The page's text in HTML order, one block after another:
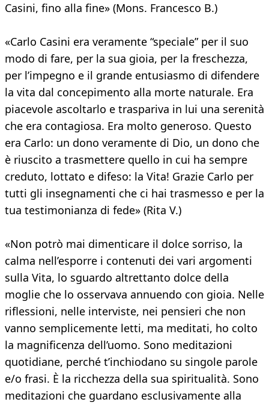
Casini, fino alla fine» (Mons. Francesco B.)
«Carlo Casini era veramente “speciale” per il suo
modo di fare, per la sua gioia, per la freschezza,
per l’impegno e il grande entusiasmo di difendere
la vita dal concepimento alla morte naturale. Era
piacevole ascoltarlo e traspariva in lui una serenità
che era contagiosa. Era molto generoso. Questo
era Carlo: un dono veramente di Dio, un dono che
è riuscito a trasmettere quello in cui ha sempre
creduto, lottato e difeso: la Vita! Grazie Carlo per
tutti gli insegnamenti che ci hai trasmesso e per la
tua testimonianza di fede» (Rita V.)
«Non potrò mai dimenticare il dolce sorriso, la
calma nell’esporre i contenuti dei vari argomenti
sulla Vita, lo sguardo altrettanto dolce della
moglie che lo osservava annuendo con gioia. Nelle
riflessioni, nelle interviste, nei pensieri che non
vanno semplicemente letti, ma meditati, ho colto
la magnificenza dell’uomo. Sono meditazioni
quotidiane, perché t’inchiodano su singole parole
e/o frasi. È la ricchezza della sua spiritualità. Sono
meditazioni che guardano esclusivamente alla